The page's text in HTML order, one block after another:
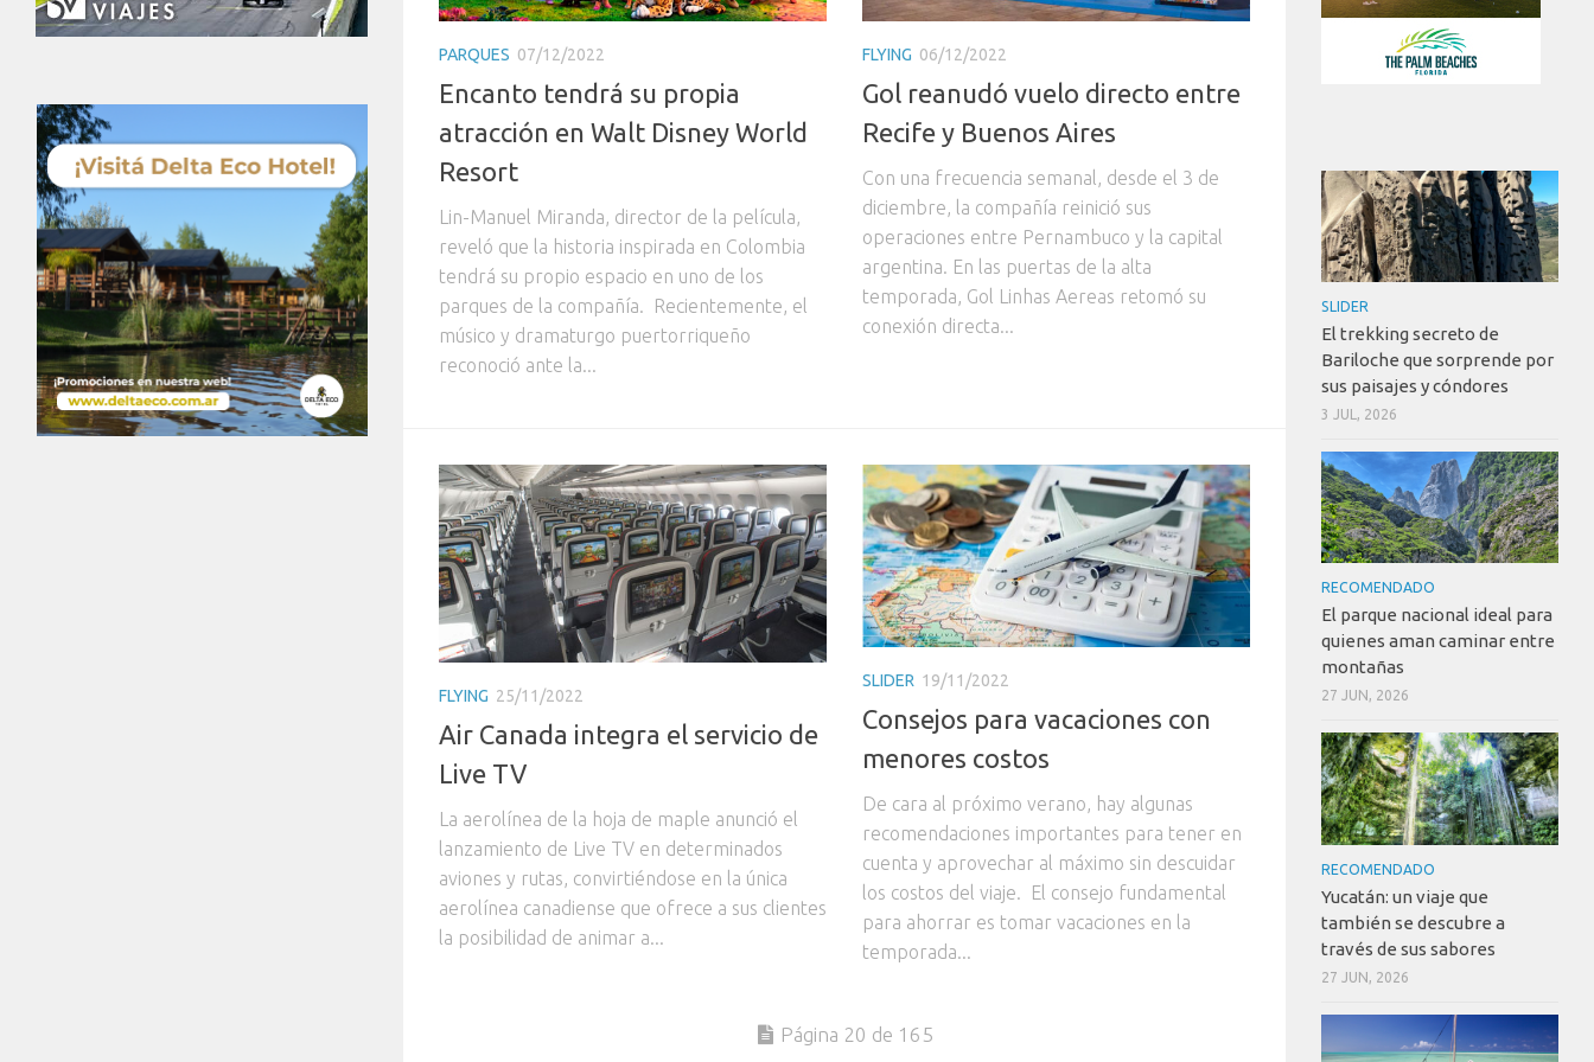
PARQUES 07/12/2022
Encanto tendrá su propia
atracción en Walt Disney World
Resort
Lin-Manuel Miranda, director de la película,
reveló que la historia inspirada en Colombia
tendrá su propio espacio en uno de los
parques de la compañía. Recientemente, el
músico y dramaturgo puertorriqueño
reconoció ante la...
FLYING 06/12/2022
Gol reanudó vuelo directo entre
Recife y Buenos Aires
Con una frecuencia semanal, desde el 3 de
diciembre, la compañía reinició sus
operaciones entre Pernambuco y la capital
argentina. En las puertas de la alta
temporada, Gol Linhas Aereas retomó su
conexión directa...
FLYING 25/11/2022
Air Canada integra el servicio de
Live TV
La aerolínea de la hoja de maple anunció el
lanzamiento de Live TV en determinados
aviones y rutas, convirtiéndose en la única
aerolínea canadiense que ofrece a sus clientes
la posibilidad de animar a...
SLIDER 19/11/2022
Consejos para vacaciones con
menores costos
De cara al próximo verano, hay algunas
recomendaciones importantes para tener en
cuenta y aprovechar al máximo sin descuidar
los costos del viaje. El consejo fundamental
para ahorrar es tomar vacaciones en la
temporada...
Página 20 de 165
SLIDER
El trekking secreto de
Bariloche que sorprende por
sus paisajes y cóndores
3 JUL, 2026
RECOMENDADO
El parque nacional ideal para
quienes aman caminar entre
montañas
27 JUN, 2026
RECOMENDADO
Yucatán: un viaje que
también se descubre a
través de sus sabores
27 JUN, 2026